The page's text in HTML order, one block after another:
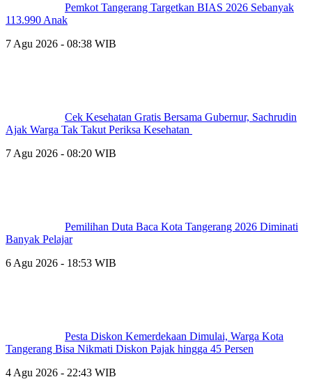
Pemkot Tangerang Targetkan BIAS 2026 Sebanyak
113.990 Anak
7 Agu 2026 - 08:38 WIB
Cek Kesehatan Gratis Bersama Gubernur, Sachrudin
Ajak Warga Tak Takut Periksa Kesehatan
7 Agu 2026 - 08:20 WIB
Pemilihan Duta Baca Kota Tangerang 2026 Diminati
Banyak Pelajar
6 Agu 2026 - 18:53 WIB
Pesta Diskon Kemerdekaan Dimulai, Warga Kota
Tangerang Bisa Nikmati Diskon Pajak hingga 45 Persen
4 Agu 2026 - 22:43 WIB